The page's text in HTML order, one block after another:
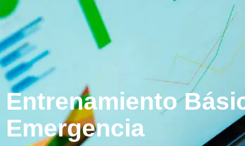
Entrenamiento
Emergencia